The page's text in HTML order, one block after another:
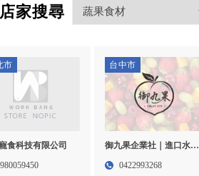
店家搜尋
市
食科技有限公司
台中市
御九果企業社｜進口水果
專賣店,進口水果訂購,台
0422993268